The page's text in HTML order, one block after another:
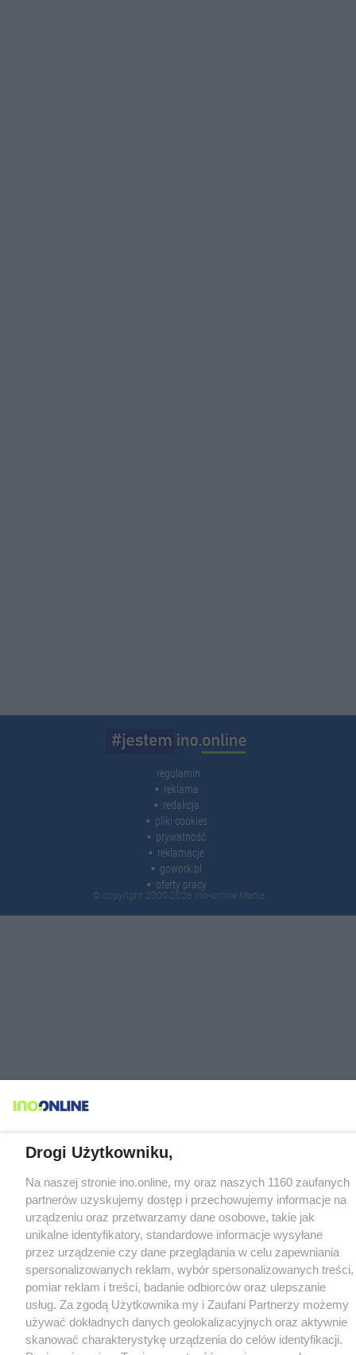
regulamin
reklama
redakcja
pliki cookies
prywatność
reklamacje
gowork.pl
oferty pracy
© copyright 2000-2026 Ino-online Media
Drogi Użytkowniku,
Na naszej stronie ino.online, my oraz naszych 1160 zaufanych
partnerów uzyskujemy dostęp i przechowujemy informacje na
urządzeniu oraz przetwarzamy dane osobowe, takie jak
unikalne identyfikatory, standardowe informacje wysyłane
przez urządzenie czy dane przeglądania w celu zapewniania
spersonalizowanych reklam, wybór spersonalizowanych treści,
pomiar reklam i treści, badanie odbiorców oraz ulepszanie
usług. Za zgodą Użytkownika my i Zaufani Partnerzy możemy
używać dokładnych danych geolokalizacyjnych oraz aktywnie
skanować charakterystykę urządzenia do celów identyfikacji.